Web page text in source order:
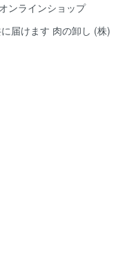
ンラインショップ